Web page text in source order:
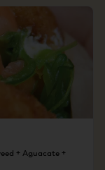
+ Aguacate +